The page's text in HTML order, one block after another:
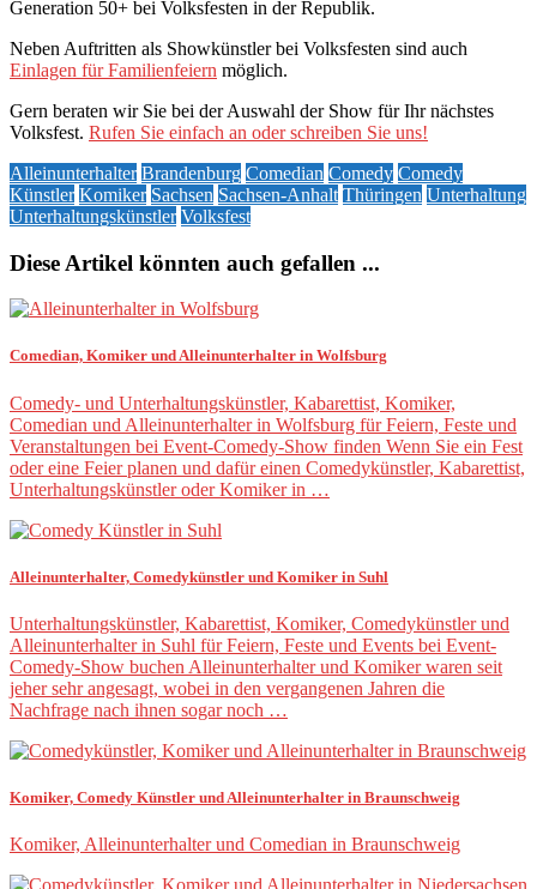
Generation 50+ bei Volksfesten in der Republik.
Neben Auftritten als Showkünstler bei Volksfesten sind auch
Einlagen für Familienfeiern möglich.
Gern beraten wir Sie bei der Auswahl der Show für Ihr nächstes
Volksfest. Rufen Sie einfach an oder schreiben Sie uns!
Alleinunterhalter Brandenburg Comedian Comedy Comedy
Künstler Komiker Sachsen Sachsen-Anhalt Thüringen Unterhaltung
Unterhaltungskünstler Volksfest
Diese Artikel könnten auch gefallen ...
Comedian, Komiker und Alleinunterhalter in Wolfsburg
Comedy- und Unterhaltungskünstler, Kabarettist, Komiker,
Comedian und Alleinunterhalter in Wolfsburg für Feiern, Feste und
Veranstaltungen bei Event-Comedy-Show finden Wenn Sie ein Fest
oder eine Feier planen und dafür einen Comedykünstler, Kabarettist,
Unterhaltungskünstler oder Komiker in …
Alleinunterhalter, Comedykünstler und Komiker in Suhl
Unterhaltungskünstler, Kabarettist, Komiker, Comedykünstler und
Alleinunterhalter in Suhl für Feiern, Feste und Events bei Event-
Comedy-Show buchen Alleinunterhalter und Komiker waren seit
jeher sehr angesagt, wobei in den vergangenen Jahren die
Nachfrage nach ihnen sogar noch …
Komiker, Comedy Künstler und Alleinunterhalter in Braunschweig
Komiker, Alleinunterhalter und Comedian in Braunschweig